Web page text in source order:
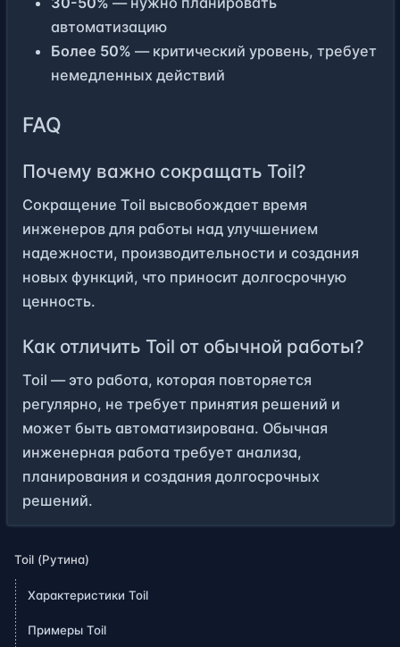
автоматизацию
Более 50% — критический уровень, требует
немедленных действий
FAQ
Почему важно сокращать Toil?
Сокращение Toil высвобождает время
инженеров для работы над улучшением
надежности, производительности и создания
новых функций, что приносит долгосрочную
ценность.
Как отличить Toil от обычной работы?
Toil — это работа, которая повторяется
регулярно, не требует принятия решений и
может быть автоматизирована. Обычная
инженерная работа требует анализа,
планирования и создания долгосрочных
решений.
Toil (Рутина)
Характеристики Toil
Примеры Toil